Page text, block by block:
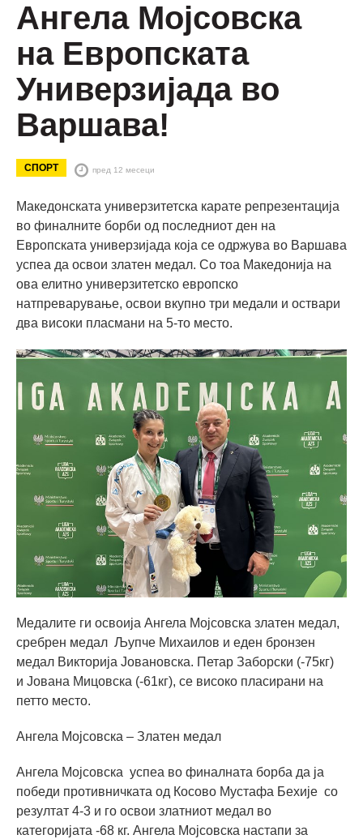
Ангела Мојсовска
на Европската
Универзијада во
Варшава!
СПОРТ пред 12 месеци
Македонската универзитетска карате репрезентација
во финалните борби од последниот ден на
Европската универзијада која се одржува во Варшава
успеа да освои златен медал. Со тоа Македонија на
ова елитно универзитетско европско
натпреварување, освои вкупно три медали и оствари
два високи пласмани на 5-то место.
Медалите ги освоија Ангела Мојсовска златен медал,
сребрен медал Љупче Михаилов и еден бронзен
медал Викторија Јовановска. Петар Заборски (-75кг)
и Јована Мицовска (-61кг), се високо пласирани на
петто место.
Ангела Мојсовска – Златен медал
Ангела Мојсовска успеа во финалната борба да ја
победи противничката од Косово Мустафа Бехије со
резултат 4-3 и го освои златниот медал во
категоријата -68 кг. Ангела Мојсовска настапи за